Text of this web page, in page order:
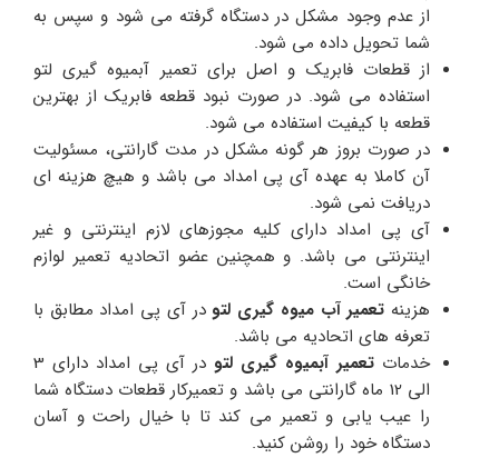
از عدم وجود مشکل در دستگاه گرفته می شود و سپس به
شما تحویل داده می شود.
از قطعات فابریک و اصل برای تعمیر آبمیوه گیری لتو
استفاده می شود. در صورت نبود قطعه فابریک از بهترین
قطعه با کیفیت استفاده می شود.
در صورت بروز هر گونه مشکل در مدت گارانتی، مسئولیت
آن کاملا به عهده آی پی امداد می باشد و هیچ هزینه ای
دریافت نمی شود.
آی پی امداد دارای کلیه مجوزهای لازم اینترنتی و غیر
اینترنتی می باشد. و همچنین عضو اتحادیه تعمیر لوازم
خانگی است.
هزینه تعمیر آب میوه گیری لتودر آی پی امداد مطابق با
تعرفه های اتحادیه می باشد.
خدمات تعمیر آبمیوه گیری لتو
در آی پی امداد دارای 3
الی 12 ماه گارانتی می باشد و تعمیرکار قطعات دستگاه شما
را عیب یابی و تعمیر می کند تا با خیال راحت و آسان
دستگاه خود را روشن کنید.